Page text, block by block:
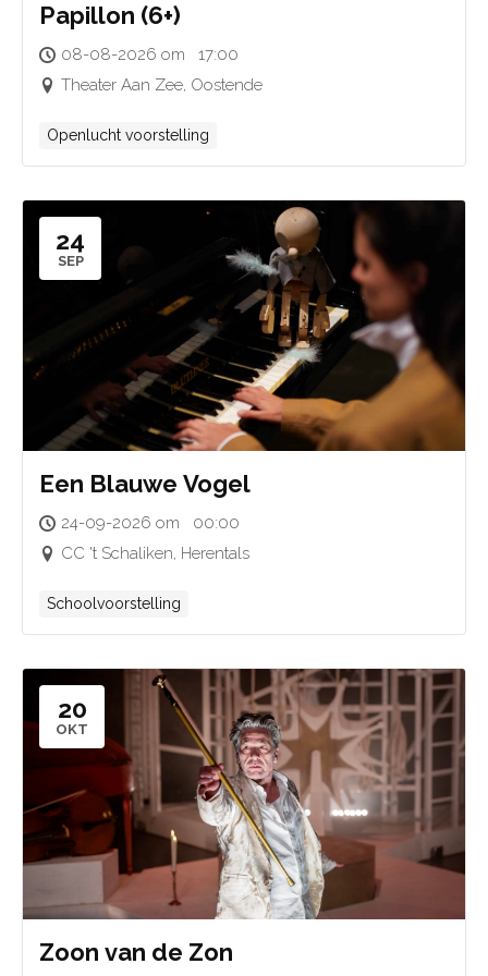
Papillon (6+)
08-08-2026 om 17:00
Theater Aan Zee, Oostende
Openlucht voorstelling
24
SEP
Een Blauwe Vogel
24-09-2026 om 00:00
CC 't Schaliken, Herentals
Schoolvoorstelling
20
OKT
Zoon van de Zon